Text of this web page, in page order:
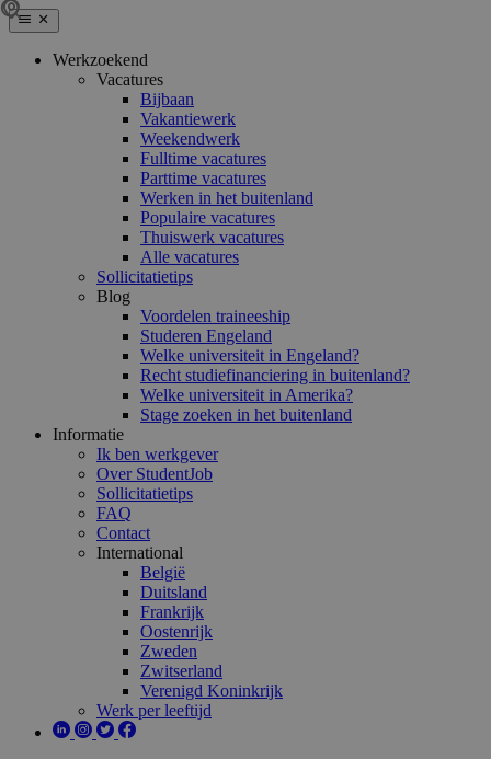
Werkzoekend
Vacatures
Bijbaan
Vakantiewerk
Weekendwerk
Fulltime vacatures
Parttime vacatures
Werken in het buitenland
Populaire vacatures
Thuiswerk vacatures
Alle vacatures
Sollicitatietips
Blog
Voordelen traineeship
Studeren Engeland
Welke universiteit in Engeland?
Recht studiefinanciering in buitenland?
Welke universiteit in Amerika?
Stage zoeken in het buitenland
Informatie
Ik ben werkgever
Over StudentJob
Sollicitatietips
FAQ
Contact
International
België
Duitsland
Frankrijk
Oostenrijk
Zweden
Zwitserland
Verenigd Koninkrijk
Werk per leeftijd